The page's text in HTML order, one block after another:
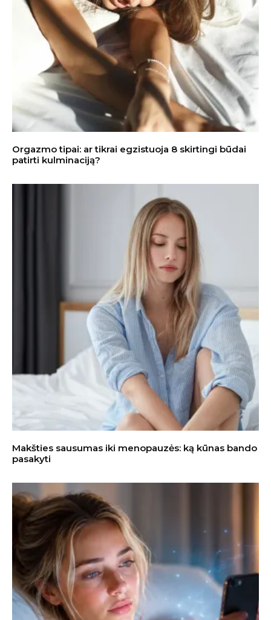
Orgazmo tipai: ar tikrai egzistuoja 8 skirtingi būdai
patirti kulminaciją?
Makšties sausumas iki menopauzės: ką kūnas bando
pasakyti